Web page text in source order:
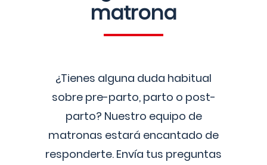
matrona
¿Tienes alguna duda habitual
sobre pre-parto, parto o post-
parto? Nuestro equipo de
matronas estará encantado de
responderte. Envía tus preguntas